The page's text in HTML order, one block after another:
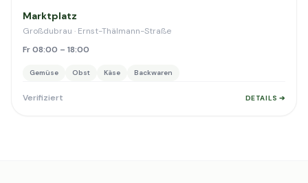
Marktplatz
Großdubrau · Ernst-Thälmann-Straße
Fr 08:00 – 18:00
Gemüse Obst Käse Backwaren
Verifiziert DETAILS ➔